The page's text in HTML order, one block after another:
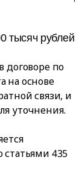
тысяч рублей
договоре по
на основе
связи, и
уточнения.
статьями 435